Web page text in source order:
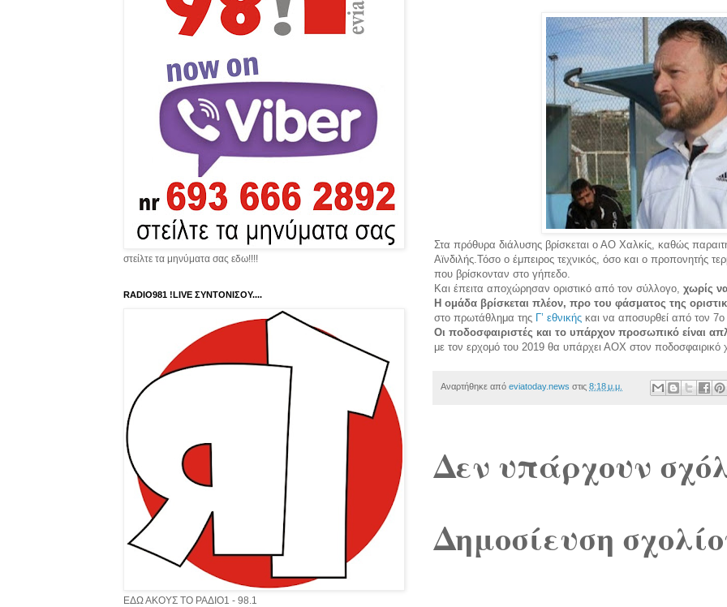
Στα πρόθυρα διάλυσης βρίσκεται ο ΑΟ Χαλκίς, καθώς
Αϊνδιλής.Τόσο ο έμπειρος τεχνικός, όσο και ο προπονητής
που βρίσκονταν στο γήπεδο.
Και έπειτα αποχώρησαν οριστικό από τον σύλλογο, χωρίς
Η ομάδα βρίσκεται πλέον, προ του φάσματος της
στο πρωτάθλημα της Γ’ εθνικής και να αποσυρθεί από τον 7ο
Οι ποδοσφαιριστές και το υπάρχον προσωπικό είναι
με τον ερχομό του 2019 θα υπάρχει ΑΟΧ στον ποδοσφαιρικό
Αναρτήθηκε από eviatoday.news στις 8:18 μ.μ.
Δεν υπάρχουν
Δημοσίευση
στείλτε τα μηνύματα σας εδω!!!!
RADIO981 !LIVE ΣΥΝΤΟΝΙΣΟΥ....
ΕΔΩ ΑΚΟΥΣ ΤΟ ΡΑΔΙΟ1 - 98.1